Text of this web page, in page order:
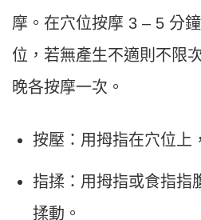
摩。在穴位按摩 3 – 5 分
位，若無產生不適則不限
晚各按摩一次。
按壓：用拇指在穴位上
指揉：用拇指或食指指
揉動。